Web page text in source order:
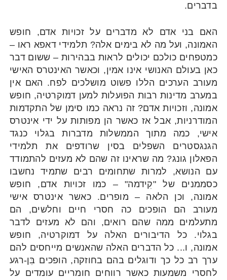
בדברים.
האם בני אדם לא מדברים על זכויות אדם, חופש
האמונה, ועל מה לא בימים אלה? תלמידי דאפא ראו –
כמטפחים כולכם יכולים לראות בבהירות – ששום דבר
כאן בעולם האנושי אינו אמין, וכאשר האינטרס האישי
מעורב הערכים הללו פשוט מושלכים לפח. האם אין
במערב מדינות רבות הפועלות למען דמוקרטיה, חופש
אמונה, וזכויות אדם? זה נראה כמו סימן של התקדמות
המודרניות, אבל אז כאשר הן מפותות על ידי אינטרס
אישי, כמה מתוך הממשלות מדברות בגלוי כנגד
הגנגסטרים השפלים בסין שרודפים את תלמידי
הפאלון גונג? מה שראינו זה שהם לא מעזים להתמודד
עם הנושא, למרות שתחומים רבים שתמיד נחשבו
כסממנים של "קִידמה" – כמו זכויות אדם, חופש
אמונה, וכן הלאה – מופרים. כאשר אינטרס אישי
מעורב הם הופכים כה חסרי חיים וחלשים, הם
מתעלמים ממה שהם רואים, והם לא מעזים לדבר
בגלוי. כל הדיבורים האלה על דמוקרטיה, חופש
אמונה, ו... כל הדברים האלה שהאנשים מייחסים להם
ערך רב כל כך ודוגלים בהם בחוזקה, הופכים בִּן-רגע
לחסרי משמעות כאשר רווחים חומריים עומדים על